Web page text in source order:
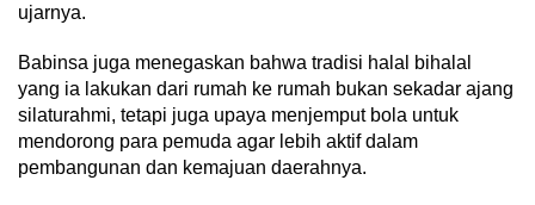
ujarnya.
Babinsa juga menegaskan bahwa tradisi halal bihalal
yang ia lakukan dari rumah ke rumah bukan sekadar ajang
silaturahmi, tetapi juga upaya menjemput bola untuk
mendorong para pemuda agar lebih aktif dalam
pembangunan dan kemajuan daerahnya.